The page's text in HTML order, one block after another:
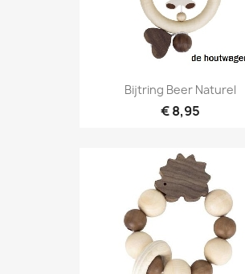
Bijtring Beer Naturel
€ 8,95